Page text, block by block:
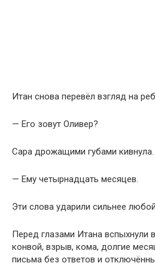
Итан снова перевёл взгляд на
— Его зовут Оливер?
Сара дрожащими губами кивнула.
— Ему четырнадцать месяцев.
Эти слова ударили сильнее
Перед глазами Итана вспыхнули
конвой, взрыв, кома, долгие
письма без ответов и